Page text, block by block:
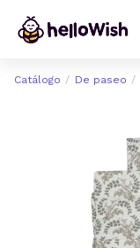
Catálogo De paseo